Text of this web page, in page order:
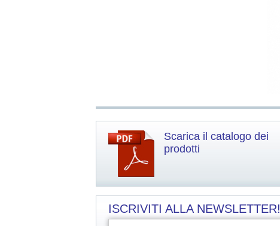
Scarica il catalogo dei
prodotti
ISCRIVITI ALLA NEWSLETTER!